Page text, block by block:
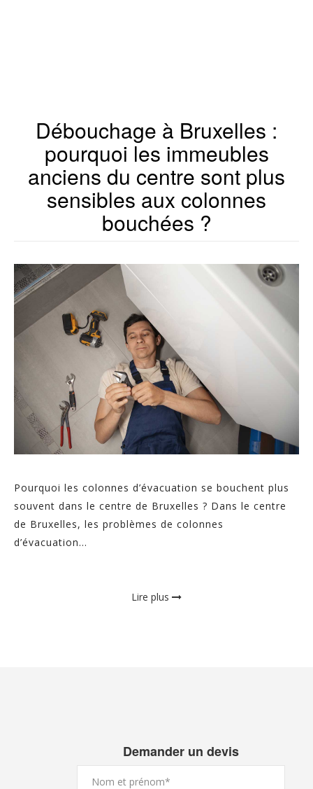
Débouchage à Bruxelles :
pourquoi les immeubles
anciens du centre sont plus
sensibles aux colonnes
bouchées ?
Pourquoi les colonnes d’évacuation se bouchent plus
souvent dans le centre de Bruxelles ? Dans le centre
de Bruxelles, les problèmes de colonnes
d’évacuation...
Lire plus
Demander un devis